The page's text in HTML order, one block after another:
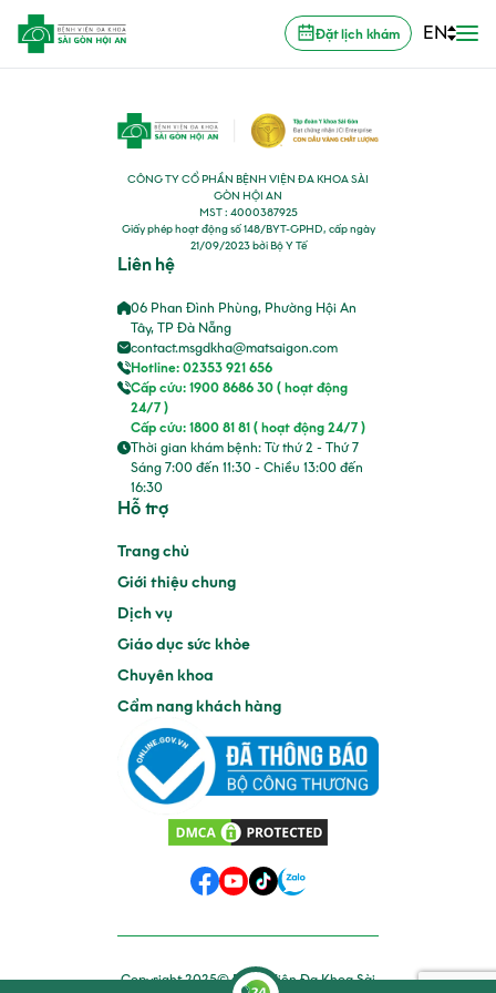
Đặt lịch khám EN
CÔNG TY CỔ PHẦN BỆNH VIỆN ĐA KHOA SÀI
GÒN HỘI AN
MST : 4000387925
Giấy phép hoạt động số 148/BYT-GPHD, cấp ngày
21/09/2023 bởi Bộ Y Tế
Liên hệ
06 Phan Đình Phùng, Phường Hội An
Tây, TP Đà Nẵng
contact.msgdkha@matsaigon.com
Hotline: 02353 921 656
Cấp cứu: 1900 8686 30 ( hoạt động
24/7 )
Cấp cứu: 1800 81 81 ( hoạt động 24/7 )
Thời gian khám bệnh: Từ thứ 2 - Thứ 7
Sáng 7:00 đến 11:30 - Chiều 13:00 đến
16:30
Hỗ trợ
Trang chủ
Giới thiệu chung
Dịch vụ
Giáo dục sức khỏe
Chuyên khoa
Cẩm nang khách hàng
Copyright 2025© Bệnh Viện Đa Khoa Sài